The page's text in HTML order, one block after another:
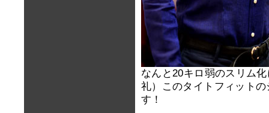
なんと20キロ弱のスリム
礼）このタイトフィット
す！